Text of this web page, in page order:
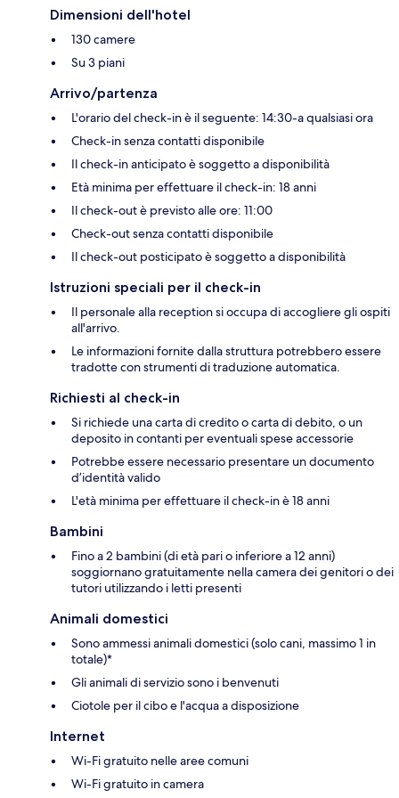
Dimensioni dell'hotel
130 camere
Su 3 piani
Arrivo/partenza
L'orario del check-in è il seguente: 14:30-a qualsiasi ora
Check-in senza contatti disponibile
Il check-in anticipato è soggetto a disponibilità
Età minima per effettuare il check-in: 18 anni
Il check-out è previsto alle ore: 11:00
Check-out senza contatti disponibile
Il check-out posticipato è soggetto a disponibilità
Istruzioni speciali per il check-in
Il personale alla reception si occupa di accogliere gli ospiti
all'arrivo.
Le informazioni fornite dalla struttura potrebbero essere
tradotte con strumenti di traduzione automatica.
Richiesti al check-in
Si richiede una carta di credito o carta di debito, o un
deposito in contanti per eventuali spese accessorie
Potrebbe essere necessario presentare un documento
d’identità valido
L'età minima per effettuare il check-in è 18 anni
Bambini
Fino a 2 bambini (di età pari o inferiore a 12 anni)
soggiornano gratuitamente nella camera dei genitori o dei
tutori utilizzando i letti presenti
Animali domestici
Sono ammessi animali domestici (solo cani, massimo 1 in
totale)*
Gli animali di servizio sono i benvenuti
Ciotole per il cibo e l'acqua a disposizione
Internet
Wi-Fi gratuito nelle aree comuni
Wi-Fi gratuito in camera